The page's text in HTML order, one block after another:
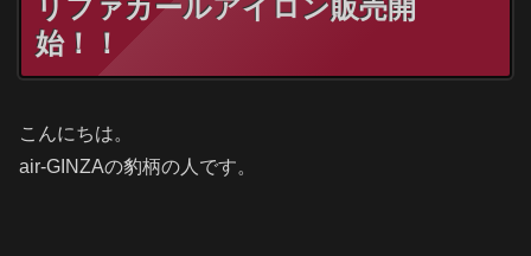
リファカールアイロン販売開
始！！
こんにちは。
air-GINZAの豹柄の人です。